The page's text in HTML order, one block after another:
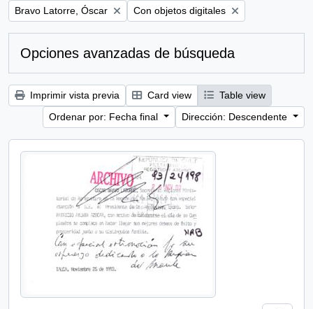
Remove filter:
Bravo Latorre, Óscar Remove filter:
Con objetos digitales
Opciones avanzadas de búsqueda
Imprimir vista previa Card view
Table view
Ordenar por: Fecha final
Dirección: Descendente